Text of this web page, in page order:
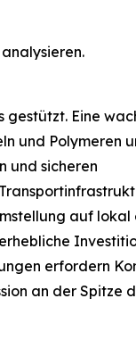
Eine
und Polymeren
und sicheren
auf
erfordern
an der Spitze